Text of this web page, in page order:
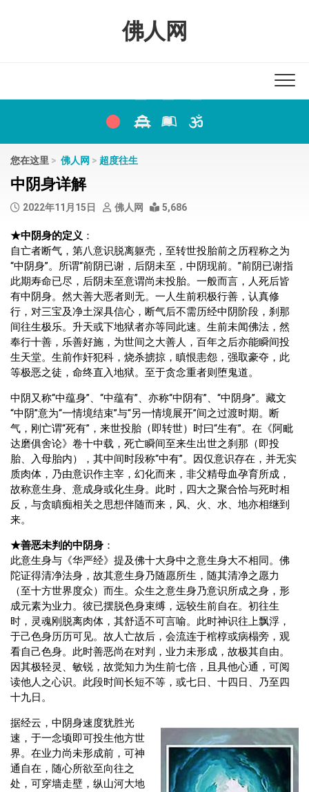
佛人网
您在这里 > 佛人网 > 超度往生
中阴身详解
2022年11月15日 佛人网 5,686
★中阴身的定义 ：
自亡者断气，第八意识脱离躯壳，至转世投胎前之历程称之为
“中阴身”。所谓“前阴已谢，后阴未至，中阴现前。”前阴已谢指
此期寿命已尽，后阴未至意谓尚未投胎。一般而言，人死后皆
有中阴身。然大善大恶者则无。一人生前积极行善，认真修
行，对三宝及净土深具信心，断气后不需历经中阴阶段，刹那
间往生极乐。升天或下地狱者亦等同此速。生前未闻佛法，然
奉行十善，乐善好施，为世间之大善人，百年之后亦能瞬间投
生天堂。生前作奸犯科，烧杀掳掠，瞋恨恚怨，强取豪夺，此
等极恶之徒，命终直入地狱。至于贪念重者则堕鬼道。
中阴又称“中蕴身”、“中蕴有”、亦称“中阴有”、“中阴身”。藏文
“中阴”意为“一情境结束”与“另一情境展开”间之过渡时期。断
气，刚亡谓“死有”，来世投胎（即转世）时曰“生有”。在《阿毗
达磨俱舍论》卷十中载，死亡瞬间至来生出世之刹那（即投
胎、入母胎内），其中间时段称“中有”。因仅意识存在，并无实
质肉体，乃由意识作主宰，幻化而来，非父精母血孕育所成，
故称意生身、意成身或化生身。此时，四大之聚合恰与死时相
反，与贪瞋痴相关之思想伴随而来，风、火、水、地亦相继到
来。
★善恶未判的中阴身 ：
此意生身与《华严经》提及佛十大身中之意生身大不相同。佛
陀证得清净法身，故其意生身乃随愿所生，随其清净之愿力
（至十方世界度众）而生。众生之意生身乃意识所成之身，形
成元素为业力。彼已摆脱色身束缚，远较生前自在。初往生
时，灵魂刚脱离肉体，其舒适不可言喻。此时神识往上飘浮，
于己色身历历可见。故人亡故后，会流连于棺椁或病榻旁，观
看自己色身。此时善恶尚在对判，业力未形成，故极其自由。
因其极轻灵、敏锐，故觉知力为生前七倍，且具他心通，可阅
读他人之心识。此段时间长短不等，或七日、十四日、乃至四
十九日。
据经云，中阴身速度犹胜光
速，于一念顷即可投生他方世
界。在业力尚未形成前，可神
通自在，随心所欲至向往之
处，可穿墙走壁，纵山河大地